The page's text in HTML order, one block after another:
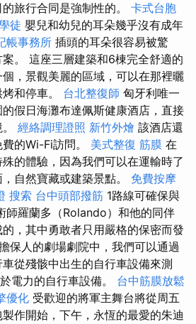
旅行合同是強制性的。 卡式台胞
徒 嬰兒和幼兒的耳朵幾乎沒有成年
帳事務所 插頭的耳朵很容易被驚
。 這座三層建築和6棟完全舒適的
，景觀美麗的區域，可以在那裡曬
和停車。 台北整復師 匈牙利唯一
假日海灘布達佩斯健康酒店，直接
經絡調理證照 新竹外燴 該酒店還
的Wi-Fi訪問。 美式整復 筋膜 在
的體驗，因為我們可以在運輸時了
自然寶藏或建築景點。 免費按摩
搜索 台中頭部撥筋 1路線可確保與
師羅蘭多（Rolando）和他的同伴
，其中勇敢者只用嚴格的保密而發
保人的劇場劇院中，我們可以通過
從殘骸中出生的自行車設備來測
電力的自行車設備。 台中筋膜放鬆
優化 受歡迎的將軍主舞台將從周五
作開始，下午，永恆的最愛的朱迪